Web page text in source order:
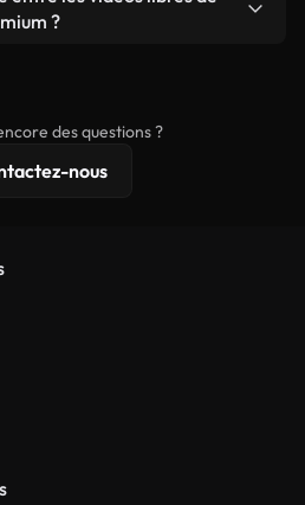
vous simplement que
?
de licence
des questions ?
nous